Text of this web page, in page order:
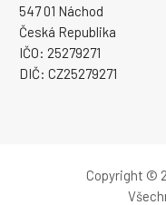
547 01 Náchod
Česká Republika
IČO: 25279271
DIČ: CZ25279271
Copyright ©